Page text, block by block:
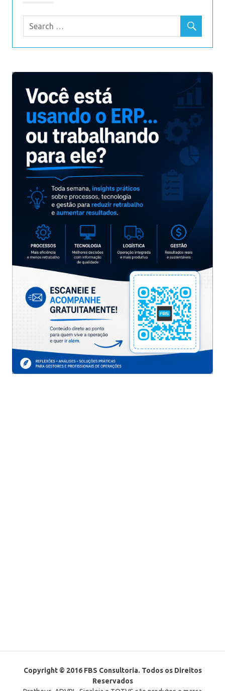
Copyright © 2016 FBS Consultoria. Todos os Direitos
Reservados